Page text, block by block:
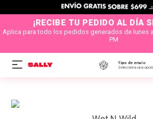
¡RECIBE TU PEDIDO AL DÍA
Aplica para todo los pedidos generados de lunes
PM
Tipo de envío
Selecciona una